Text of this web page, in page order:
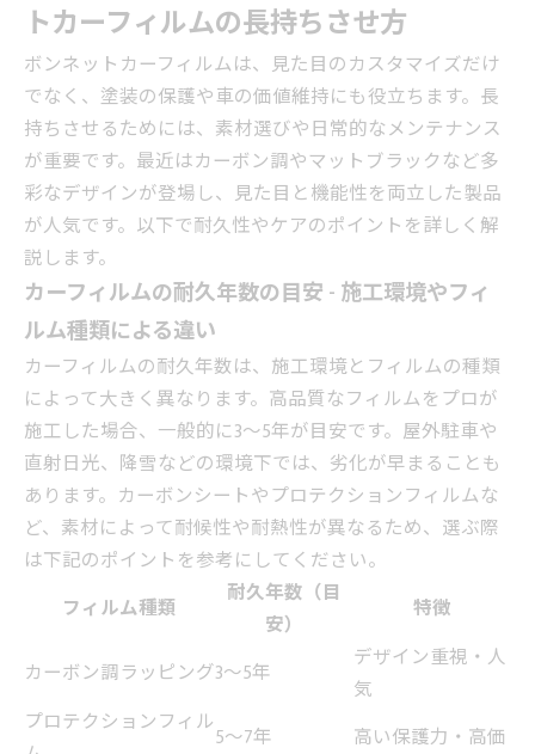
トカーフィルムの長持ちさせ方
ボンネットカーフィルムは、見た目のカスタマイズだけ
でなく、塗装の保護や車の価値維持にも役立ちます。長
持ちさせるためには、素材選びや日常的なメンテナンス
が重要です。最近はカーボン調やマットブラックなど多
彩なデザインが登場し、見た目と機能性を両立した製品
が人気です。以下で耐久性やケアのポイントを詳しく解
説します。
カーフィルムの耐久年数の目安 - 施工環境やフィ
ルム種類による違い
カーフィルムの耐久年数は、施工環境とフィルムの種類
によって大きく異なります。高品質なフィルムをプロが
施工した場合、一般的に3〜5年が目安です。屋外駐車や
直射日光、降雪などの環境下では、劣化が早まることも
あります。カーボンシートやプロテクションフィルムな
ど、素材によって耐候性や耐熱性が異なるため、選ぶ際
は下記のポイントを参考にしてください。
フィルム種類
耐久年数（目
安）
特徴
カーボン調ラッピング3〜5年
デザイン重視・人
気
プロテクションフィル5〜7年
高い保護力・高価